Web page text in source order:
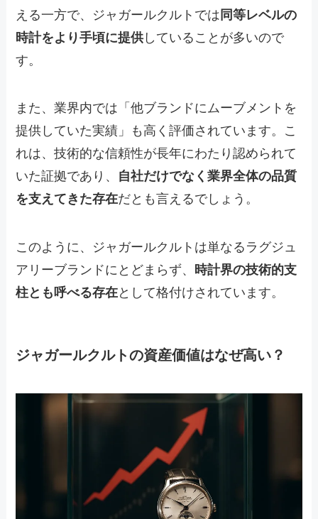
える一方で、ジャガールクルトでは 同等レベルの
時計をより手頃に提供 していることが多いので
す。
また、業界内では「他ブランドにムーブメントを
提供していた実績」も高く評価されています。こ
れは、技術的な信頼性が長年にわたり認められて
いた証拠であり、 自社だけでなく業界全体の品質
を支えてきた存在だとも言えるでしょう。
このように、ジャガールクルトは単なるラグジュ
アリーブランドにとどまらず、 時計界の技術的支
柱とも呼べる存在として格付けされています。
ジャガールクルトの資産価値はなぜ高い？